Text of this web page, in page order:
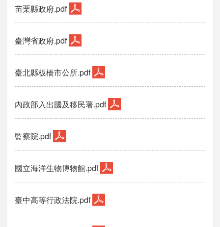
苗栗縣政府.pdf
臺灣省政府.pdf
臺北縣板橋市公所.pdf
內政部入出國及移民署.pdf
監察院.pdf
國立海洋生物博物館.pdf
臺中高等行政法院.pdf